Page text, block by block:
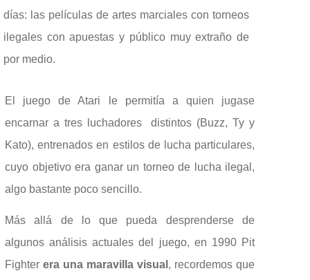
días: las películas de artes marciales con torneos
ilegales con apuestas y público muy extraño de
por medio.
El juego de Atari le permitía a quien jugase
encarnar a tres luchadores distintos (Buzz, Ty y
Kato), entrenados en estilos de lucha particulares,
cuyo objetivo era ganar un torneo de lucha ilegal,
algo bastante poco sencillo.
Más allá de lo que pueda desprenderse de
algunos análisis actuales del juego, en 1990 Pit
Fighter era una maravilla visual , recordemos que